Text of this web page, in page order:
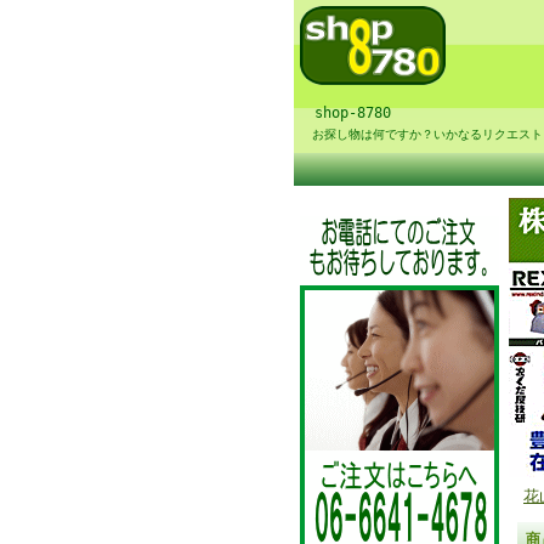
shop-8780
お探し物は何ですか？いかなるリクエス
花